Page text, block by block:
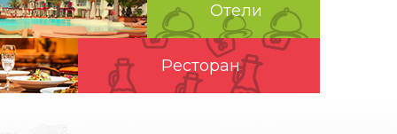
Отели
Pесторан